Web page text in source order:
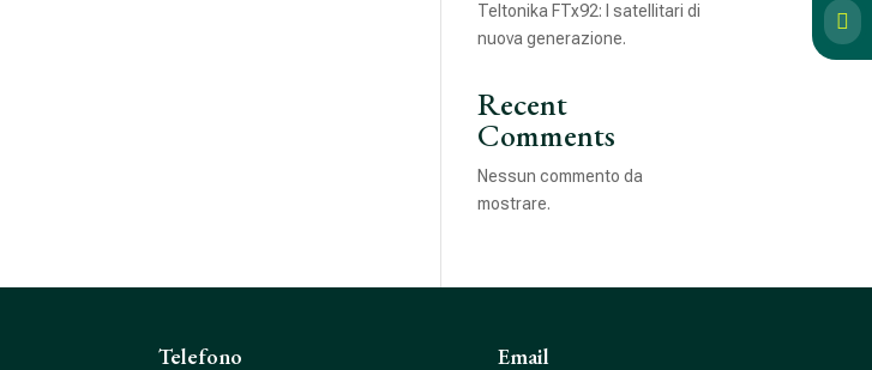
Teltonika FTx92: I satellitari di
nuova generazione.
Recent
Comments
Nessun commento da
mostrare.
Telefono Email
